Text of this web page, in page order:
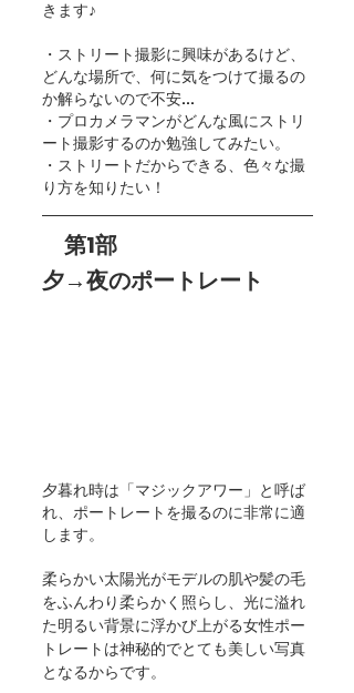
きます♪
・ストリート撮影に興味があるけど、
どんな場所で、何に気をつけて撮るの
か解らないので不安...
・プロカメラマンがどんな風にストリ
ート撮影するのか勉強してみたい。
・ストリートだからできる、色々な撮
り方を知りたい！
第1部
夕→夜のポートレート
夕暮れ時は「マジックアワー」と呼ば
れ、ポートレートを撮るのに非常に適
します。
柔らかい太陽光がモデルの肌や髪の毛
をふんわり柔らかく照らし、光に溢れ
た明るい背景に浮かび上がる女性ポー
トレートは神秘的でとても美しい写真
となるからです。